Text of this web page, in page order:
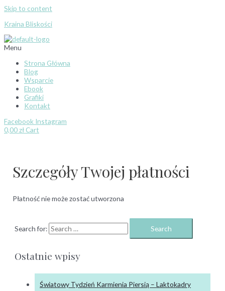
Skip to content
Kraina Bliskości
Menu
Strona Główna
Blog
Wsparcie
Ebook
Grafiki
Kontakt
Facebook Instagram
0,00zł Cart
Szczegóły Twojej płatności
Płatność nie może zostać utworzona
Search for:
Ostatnie wpisy
Światowy Tydzień Karmienia Piersią – Laktokadry